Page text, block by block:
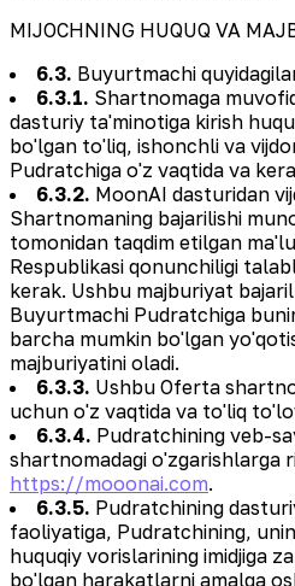
MIJOCHNING HUQUQ VA
6.3. Buyurtmachi
6.3.1. Shartnomaga
dasturiy ta'minotiga kirish
bo'lgan to'liq, ishonchli va
Pudratchiga o'z vaqtida va
6.3.2. MoonAI dasturidan
Shartnomaning bajarilishi
tomonidan taqdim etilgan
Respublikasi qonunchiligi
kerak. Ushbu majburiyat
Buyurtmachi Pudratchiga
barcha mumkin bo'lgan
majburiyatini oladi.
6.3.3. Ushbu Oferta
uchun o'z vaqtida va to'liq
6.3.4. Pudratchining veb-
shartnomadagi o'zgarishlarga
https://mooonai.com.
6.3.5. Pudratchining
faoliyatiga, Pudratchining,
huquqiy vorislarining imidjiga
bo'lgan harakatlarni amalga